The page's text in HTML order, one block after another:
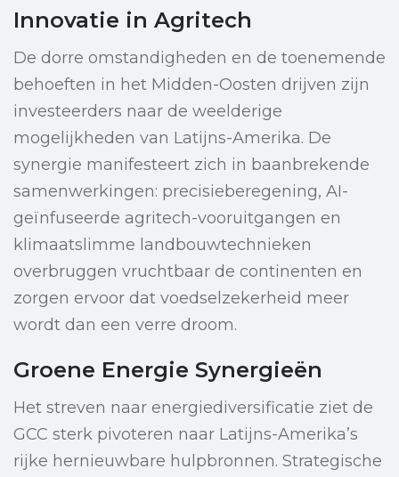
Innovatie in Agritech
De dorre omstandigheden en de toenemende
behoeften in het Midden-Oosten drijven zijn
investeerders naar de weelderige
mogelijkheden van Latijns-Amerika. De
synergie manifesteert zich in baanbrekende
samenwerkingen: precisieberegening, AI-
geïnfuseerde agritech-vooruitgangen en
klimaatslimme landbouwtechnieken
overbruggen vruchtbaar de continenten en
zorgen ervoor dat voedselzekerheid meer
wordt dan een verre droom.
Groene Energie Synergieën
Het streven naar energiediversificatie ziet de
GCC sterk pivoteren naar Latijns-Amerika’s
rijke hernieuwbare hulpbronnen. Strategische